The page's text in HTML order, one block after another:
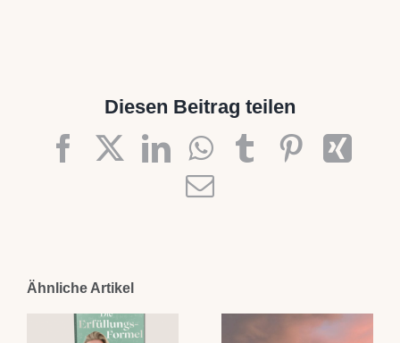
Diesen Beitrag teilen
Facebook
X LinkedIn
WhatsApp
Tumblr
E-
Ähnliche Artikel